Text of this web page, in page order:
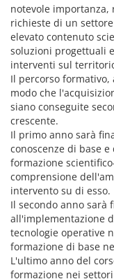
notevole
richieste di un
elevato contenuto
soluzioni progettuali
interventi sul
Il percorso
modo che
siano conseguite
crescente.
Il primo anno sarà
conoscenze di base
formazione
comprensione
intervento su di esso.
Il secondo anno sarà
all'implementazione
tecnologie operative
formazione di base
L'ultimo anno del
formazione nei